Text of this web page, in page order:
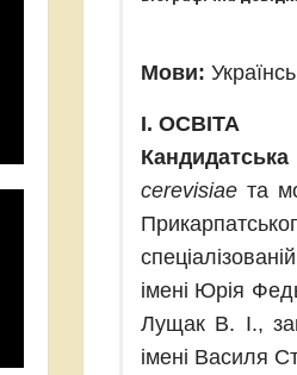
Мови:
І. ОСВІТА
cerevisiae та
імені Юрія
Лущак В. І.,
імені Василя